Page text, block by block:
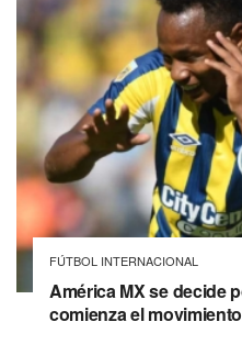
FÚTBOL INTERNACIONAL
América MX se decide
comienza el movimiento